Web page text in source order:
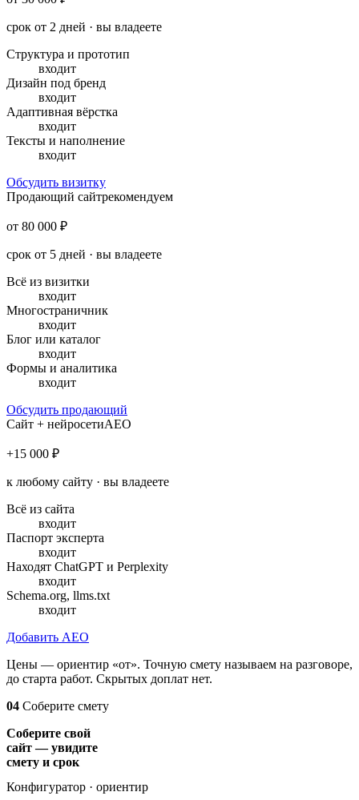
срок от 2 дней · вы владеете
Структура и прототип
входит
Дизайн под бренд
входит
Адаптивная вёрстка
входит
Тексты и наполнение
входит
Обсудить визитку
Продающий сайтрекомендуем
от 80 000 ₽
срок от 5 дней · вы владеете
Всё из визитки
входит
Многостраничник
входит
Блог или каталог
входит
Формы и аналитика
входит
Обсудить продающий
Сайт + нейросетиAEO
+15 000 ₽
к любому сайту · вы владеете
Всё из сайта
входит
Паспорт эксперта
входит
Находят ChatGPT и Perplexity
входит
Schema.org, llms.txt
входит
Добавить AEO
Цены — ориентир «от». Точную смету называем на разговоре,
до старта работ. Скрытых доплат нет.
04 Соберите смету
Соберите свой
сайт — увидите
смету и срок
Конфигуратор · ориентир